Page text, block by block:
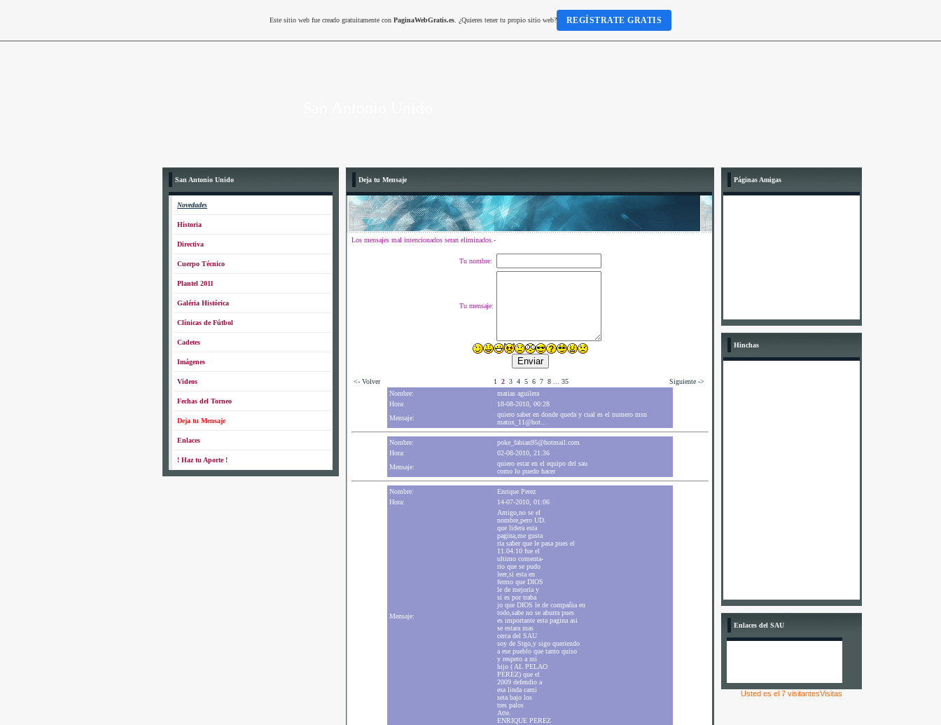
San Antonio Unido
Novedades
Historia
Directiva
Cuerpo Técnico
Plantel 2011
Galéria Histórica
Clínicas de Fútbol
Cadetes
Imágenes
Videos
Fechas del Torneo
Deja tu Mensaje
Enlaces
! Haz tu Aporte !
Deja tu Mensaje
Los mensajes mal intencionados seran eliminados.-
Tu nombre:
Tu mensaje:
<- Volver 1 2 3 4 5 6 7 8... 35
Siguiente ->
Nombre:
matias aguilera
Hora:
18-08-2010, 00:28
Mensaje:
quiero saber en donde queda y cual es el numero msn
matox_11@hot...
Nombre:
poke_fabian95@hotmail.com
Hora:
02-08-2010, 21:36
Mensaje:
quiero estar en el equipo del sau
como lo puedo hacer
Nombre:
Enrique Perez
Hora:
14-07-2010, 01:06
Mensaje:
Amigo,no se el
nombre,pero UD.
que lidera esta
pagina,me gusta
ria saber que le pasa pues el
11.04.10 fue el
ultimo comenta-
rio que se pudo
leer,si esta en
fermo que DIOS
le de mejoria y
si es por traba
jo que DIOS le de compañia en
todo,sabe no se aburra pues
es importante esta pagina asi
se estara mas
cerca del SAU
soy de Stgo,y sigo queriendo
a ese pueblo que tanto quiso
y respeto a mi
hijo ( AL PELAO
PEREZ) que el
2009 defendio a
esa linda cami
seta bajo los
tres palos
Atte.
ENRIQUE PEREZ
Páginas Amigas
Hinchas
Enlaces del SAU
Usted es el 7 visitantesVisitas
Este sitio web fue creado gratuitamente con PaginaWebGratis.es. ¿Quieres tener tu propio sitio web? REGÍSTRATE GRATIS